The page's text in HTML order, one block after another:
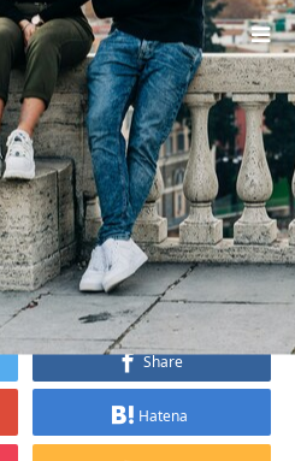
clare-marino-SE3d5…
SE3d5fkBCrU-
Share
Hatena